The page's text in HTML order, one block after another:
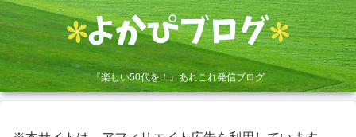
『楽しい50代を！』あれこれ発信ブログ